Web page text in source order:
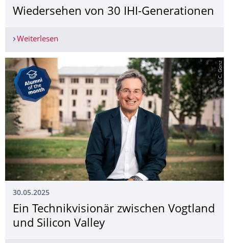
Wiedersehen von 30 IHI-Generationen
Weiterlesen
© C. Gonz
30.05.2025
Ein Technikvisionär zwischen Vogtland
und Silicon Valley